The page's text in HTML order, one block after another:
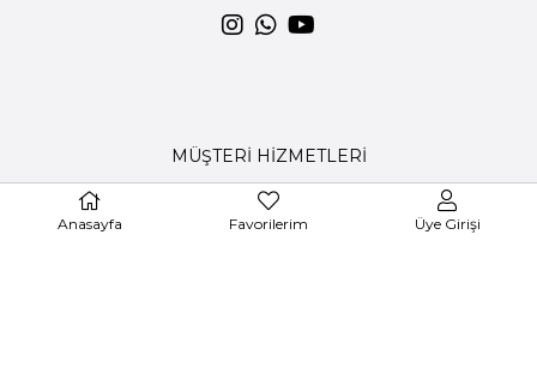
MÜŞTERİ HİZMETLERİ
+90 (0212) 477 00 11
DermoBella Elit PharmaŞirketler Grubu Markasıdır.
Anasayfa
Favorilerim Üye Girişi